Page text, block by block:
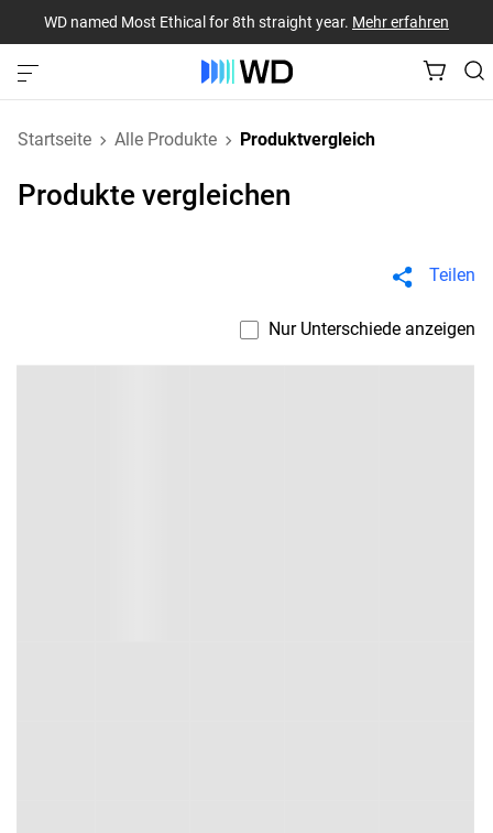
WD named Most Ethical for 8th straight year. Mehr erfahren
Startseite Alle Produkte Produktvergleich
Produkte vergleichen
Teilen
Nur Unterschiede anzeigen